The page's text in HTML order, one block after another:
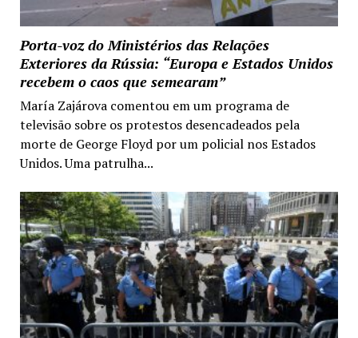
Porta-voz do Ministérios das Relações
Exteriores da Rússia: “Europa e Estados Unidos
recebem o caos que semearam”
María Zajárova comentou em um programa de
televisão sobre os protestos desencadeados pela
morte de George Floyd por um policial nos Estados
Unidos. Uma patrulha...